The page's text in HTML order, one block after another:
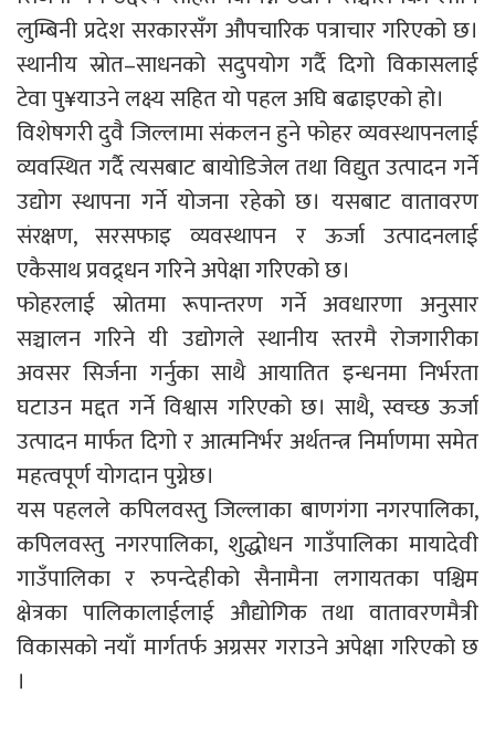
लुम्बिनी प्रदेश सरकारसँग औपचारिक पत्राचार गरिएको छ।
स्थानीय स्रोत–साधनको सदुपयोग गर्दै दिगो विकासलाई
टेवा पु¥याउने लक्ष्य सहित यो पहल अघि बढाइएको हो।
विशेषगरी दुवै जिल्लामा संकलन हुने फोहर व्यवस्थापनलाई
व्यवस्थित गर्दै त्यसबाट बायोडिजेल तथा विद्युत उत्पादन गर्ने
उद्योग स्थापना गर्ने योजना रहेको छ। यसबाट वातावरण
संरक्षण, सरसफाइ व्यवस्थापन र ऊर्जा उत्पादनलाई
एकैसाथ प्रवद्र्धन गरिने अपेक्षा गरिएको छ।
फोहरलाई स्रोतमा रूपान्तरण गर्ने अवधारणा अनुसार
सञ्चालन गरिने यी उद्योगले स्थानीय स्तरमै रोजगारीका
अवसर सिर्जना गर्नुका साथै आयातित इन्धनमा निर्भरता
घटाउन मद्दत गर्ने विश्वास गरिएको छ। साथै, स्वच्छ ऊर्जा
उत्पादन मार्फत दिगो र आत्मनिर्भर अर्थतन्त्र निर्माणमा समेत
महत्वपूर्ण योगदान पुग्नेछ।
यस पहलले कपिलवस्तु जिल्लाका बाणगंगा नगरपालिका,
कपिलवस्तु नगरपालिका, शुद्धोधन गाउँपालिका मायादेवी
गाउँपालिका र रुपन्देहीको सैनामैना लगायतका पश्चिम
क्षेत्रका पालिकालाईलाई औद्योगिक तथा वातावरणमैत्री
विकासको नयाँ मार्गतर्फ अग्रसर गराउने अपेक्षा गरिएको छ
।